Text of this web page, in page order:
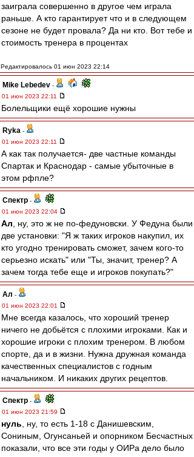
заиграла совершенно в другое чем играла
раньше. А кто гарантирует что и в следующем
сезоне не будет провала? Да ни кто. Вот тебе и
стоимость тренера в процентах
Редактировалось 01 июн 2023 22:14
Mike Lebedev -
01 июн 2023 22:11
Болельщики ещё хорошие нужны
Ryka -
01 июн 2023 22:11
А как так получается- две частные команды
Спартак и Краснодар - самые убыточные в
этом рфпле?
Спектр -
01 июн 2023 22:04
Ал , ну, это ж не по-федуновски. У Федуна были
две установки: "Я ж таких игроков накупил, их
кто угодно тренировать сможет, зачем кого-то
серьезно искать" или "Ты, значит, тренер? А
зачем тогда тебе еще и игроков покупать?"
Ал -
01 июн 2023 22:01
Мне всегда казалось, что хороший тренер
ничего не добьётся с плохими игроками. Как и
хорошие игроки с плохим тренером. В любом
спорте, да и в жизни. Нужна дружная команда
качественных специалистов с годным
начальником. И никаких других рецептов.
Спектр -
01 июн 2023 21:59
нуль , ну, то есть 1-18 с Данишевским,
Сониным, Огунсаньей и опорником Бесчастных
показали, что все эти годы у ОИРа дело было